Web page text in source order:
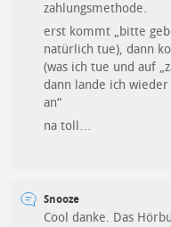
zahlungsmethode.
erst kommt „bitte
natürlich tue), dann
(was ich tue und auf
dann lande ich
an“
na toll…
Snooze
Cool danke. Das